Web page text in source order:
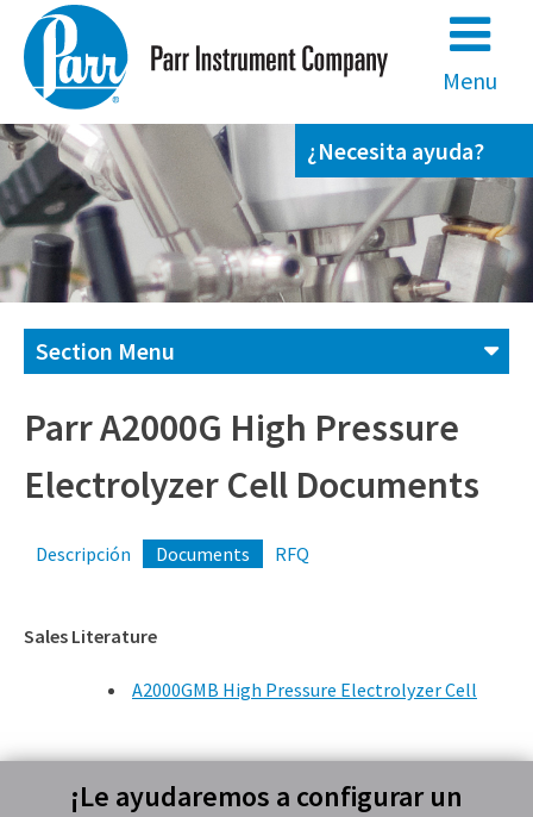
content
Menu
¿Necesita ayuda?
Contáctenos
(309) 762-7716
Section Menu
Parr A2000G High Pressure
Electrolyzer Cell Documents
Descripción Documents RFQ
Sales Literature
A2000GMB High Pressure Electrolyzer Cell
¡Le ayudaremos a configurar un